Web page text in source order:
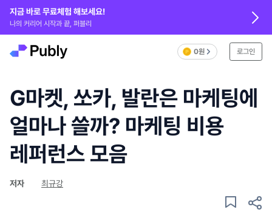
지금 바로 무료체험 해보세요!
나의 커리어 시작과 끝, 퍼블리
0원 로그인
G마켓, 쏘카, 발란은 마케팅에
얼마나 쓸까? 마케팅 비용
레퍼런스 모음
저자 최규강